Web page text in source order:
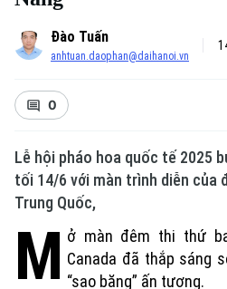
Đào Tuấn
anhtuan.daophan@daihanoi.vn
0
Lễ hội pháo hoa quốc tế 2025
tối 14/6 với màn trình diễn của
Trung Quốc,
M ở màn đêm thi thứ
Canada đã thắp sáng
“sao băng” ấn tượng.